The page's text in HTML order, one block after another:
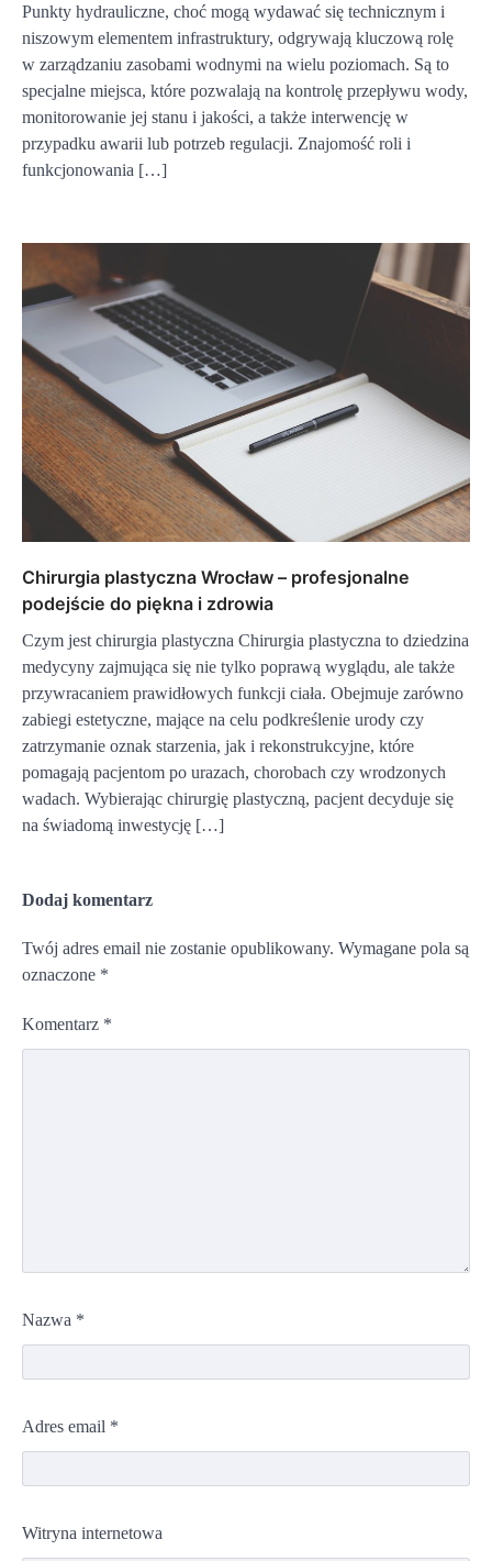
Punkty hydrauliczne, choć mogą wydawać się technicznym i
niszowym elementem infrastruktury, odgrywają kluczową rolę
w zarządzaniu zasobami wodnymi na wielu poziomach. Są to
specjalne miejsca, które pozwalają na kontrolę przepływu wody,
monitorowanie jej stanu i jakości, a także interwencję w
przypadku awarii lub potrzeb regulacji. Znajomość roli i
funkcjonowania […]
Chirurgia plastyczna Wrocław – profesjonalne
podejście do piękna i zdrowia
Czym jest chirurgia plastyczna Chirurgia plastyczna to dziedzina
medycyny zajmująca się nie tylko poprawą wyglądu, ale także
przywracaniem prawidłowych funkcji ciała. Obejmuje zarówno
zabiegi estetyczne, mające na celu podkreślenie urody czy
zatrzymanie oznak starzenia, jak i rekonstrukcyjne, które
pomagają pacjentom po urazach, chorobach czy wrodzonych
wadach. Wybierając chirurgię plastyczną, pacjent decyduje się
na świadomą inwestycję […]
Dodaj komentarz
Twój adres email nie zostanie opublikowany. Wymagane pola są
oznaczone *
Komentarz *
Nazwa *
Adres email *
Witryna internetowa